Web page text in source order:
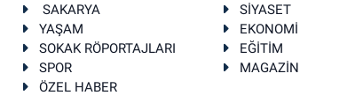
SAKARYA
SİYASET
YAŞAM
EKONOMİ
SOKAK RÖPORTAJLARI
EĞİTİM
SPOR
MAGAZİN
ÖZEL HABER